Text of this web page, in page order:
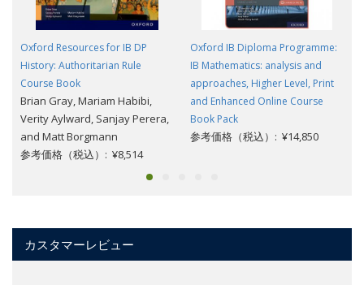
Oxford Resources for IB DP
History: Authoritarian Rule
Course Book
Brian Gray, Mariam Habibi,
Verity Aylward, Sanjay Perera,
and Matt Borgmann
参考価格（税込）: ¥8,514
Oxford IB Diploma Programme:
IB Mathematics: analysis and
approaches, Higher Level, Print
and Enhanced Online Course
Book Pack
参考価格（税込）: ¥14,850
カスタマーレビュー